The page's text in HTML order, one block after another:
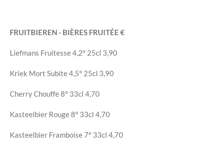
FRUITBIEREN - BIÈRES FRUITÉE €
Liefmans Fruitesse4,2° 25cl 3,90
Kriek Mort Subite4,5° 25cl 3,90
Cherry Chouffe8° 33cl 4,70
Kasteelbier Rouge8° 33cl 4,70
Kasteelbier Framboise 7° 33cl 4,70